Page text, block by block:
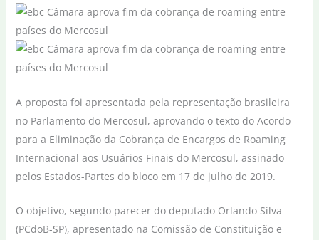
A proposta foi apresentada pela representação brasileira
no Parlamento do Mercosul, aprovando o texto do Acordo
para a Eliminação da Cobrança de Encargos de Roaming
Internacional aos Usuários Finais do Mercosul, assinado
pelos Estados-Partes do bloco em 17 de julho de 2019.
O objetivo, segundo parecer do deputado Orlando Silva
(PCdoB-SP), apresentado na Comissão de Constituição e